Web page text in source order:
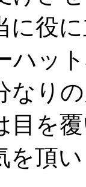
に役
ハッ
なり
目を
を頂